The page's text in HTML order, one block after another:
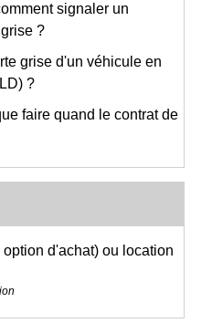
signaler un
?
grise d'un véhicule en
?
faire quand le contrat de
d'achat) ou location